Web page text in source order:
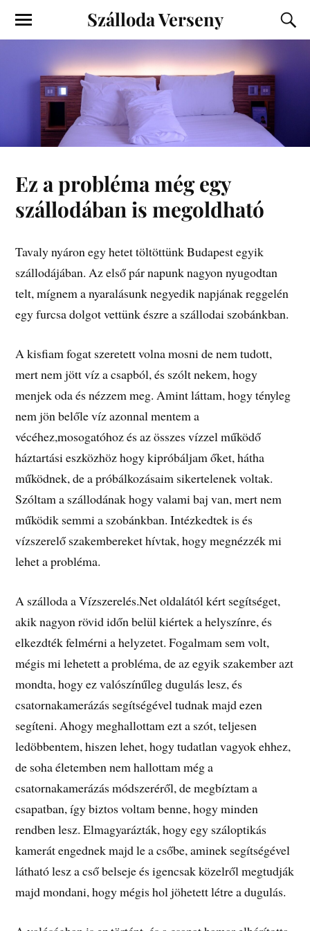
Szálloda Verseny
Ez a probléma még egy
szállodában is megoldható
Tavaly nyáron egy hetet töltöttünk Budapest egyik
szállodájában. Az első pár napunk nagyon nyugodtan
telt, mígnem a nyaralásunk negyedik napjának reggelén
egy furcsa dolgot vettünk észre a szállodai szobánkban.
A kisfiam fogat szeretett volna mosni de nem tudott,
mert nem jött víz a csapból, és szólt nekem, hogy
menjek oda és nézzem meg. Amint láttam, hogy tényleg
nem jön belőle víz azonnal mentem a
vécéhez,mosogatóhoz és az összes vízzel működő
háztartási eszközhöz hogy kipróbáljam őket, hátha
működnek, de a próbálkozásaim sikertelenek voltak.
Szóltam a szállodának hogy valami baj van, mert nem
működik semmi a szobánkban. Intézkedtek is és
vízszerelő szakembereket hívtak, hogy megnézzék mi
lehet a probléma.
A szálloda a Vízszerelés.Net oldalától kért segítséget,
akik nagyon rövid időn belül kiértek a helyszínre, és
elkezdték felmérni a helyzetet. Fogalmam sem volt,
mégis mi lehetett a probléma, de az egyik szakember azt
mondta, hogy ez valószínűleg dugulás lesz, és
csatornakamerázás segítségével tudnak majd ezen
segíteni. Ahogy meghallottam ezt a szót, teljesen
ledöbbentem, hiszen lehet, hogy tudatlan vagyok ehhez,
de soha életemben nem hallottam még a
csatornakamerázás módszeréről, de megbíztam a
csapatban, így biztos voltam benne, hogy minden
rendben lesz. Elmagyarázták, hogy egy száloptikás
kamerát engednek majd le a csőbe, aminek segítségével
látható lesz a cső belseje és igencsak közelről megtudják
majd mondani, hogy mégis hol jöhetett létre a dugulás.